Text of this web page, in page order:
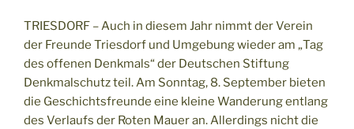
TRIESDORF – Auch in diesem Jahr nimmt der Verein
der Freunde Triesdorf und Umgebung wieder am „Tag
des offenen Denkmals“ der Deutschen Stiftung
Denkmalschutz teil. Am Sonntag, 8. September bieten
die Geschichtsfreunde eine kleine Wanderung entlang
des Verlaufs der Roten Mauer an. Allerdings nicht die